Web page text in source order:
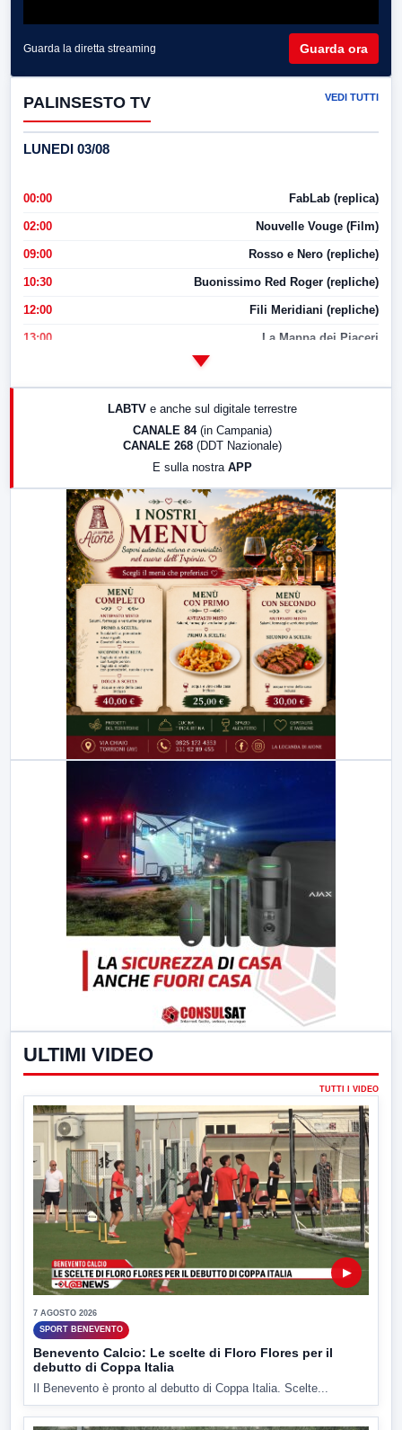
Guarda la diretta streaming Guarda ora
PALINSESTO TV VEDI TUTTI
LUNEDI 03/08
00:00 FabLab (replica)
02:00 Nouvelle Vouge (Film)
09:00 Rosso e Nero (repliche)
10:30 Buonissimo Red Roger (repliche)
12:00 Fili Meridiani (repliche)
13:00 La Mappa dei Piaceri
LabNews (replica)
LABTV e anche sul digitale terrestre
CANALE 84 (in Campania)
CANALE 268 (DDT Nazionale)
E sulla nostra APP
ULTIMI VIDEO
TUTTI I VIDEO
▶
7 AGOSTO 2026
SPORT BENEVENTO
Benevento Calcio: Le scelte di Floro Flores per il
debutto di Coppa Italia
Il Benevento è pronto al debutto di Coppa Italia. Scelte...